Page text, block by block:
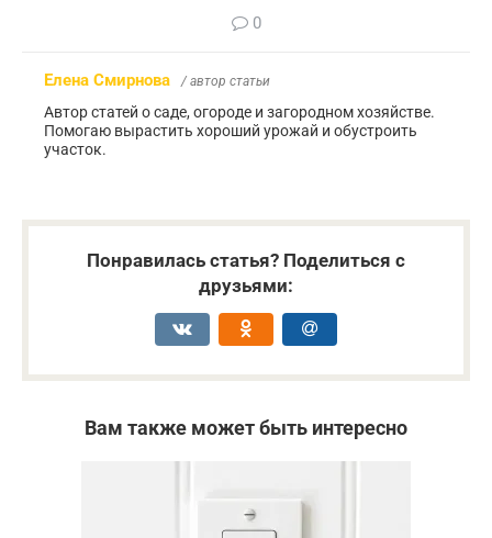
0
Елена Смирнова / автор статьи
Автор статей о саде, огороде и загородном хозяйстве.
Помогаю вырастить хороший урожай и обустроить
участок.
Понравилась статья? Поделиться с
друзьями:
Вам также может быть интересно